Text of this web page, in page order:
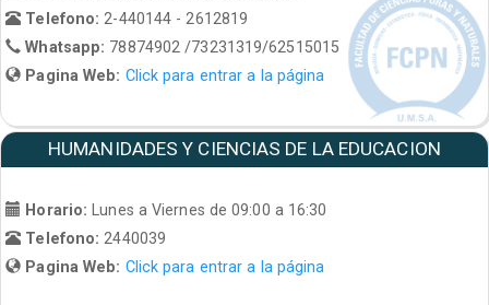
Telefono: 2-440144 - 2612819
Whatsapp: 78874902 /73231319/62515015
Pagina Web: Click para entrar a la página
HUMANIDADES Y CIENCIAS DE LA EDUCACION
Horario: Lunes a Viernes de 09:00 a 16:30
Telefono:2440039
Pagina Web: Click para entrar a la página